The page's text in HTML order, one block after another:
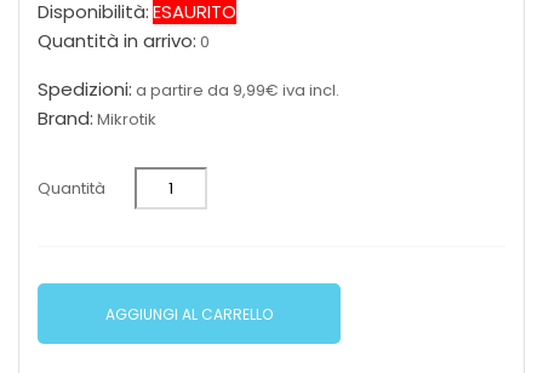
Disponibilità:ESAURITO
Quantità in arrivo: 0
Spedizioni: a partire da 9,99€ iva incl.
Brand: Mikrotik
Quantità
AGGIUNGI AL CARRELLO